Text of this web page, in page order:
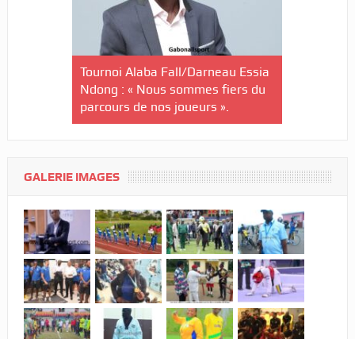
Tournoi Alaba Fall/Darneau Essia
Ndong : « Nous sommes fiers du
parcours de nos joueurs ».
GALERIE IMAGES